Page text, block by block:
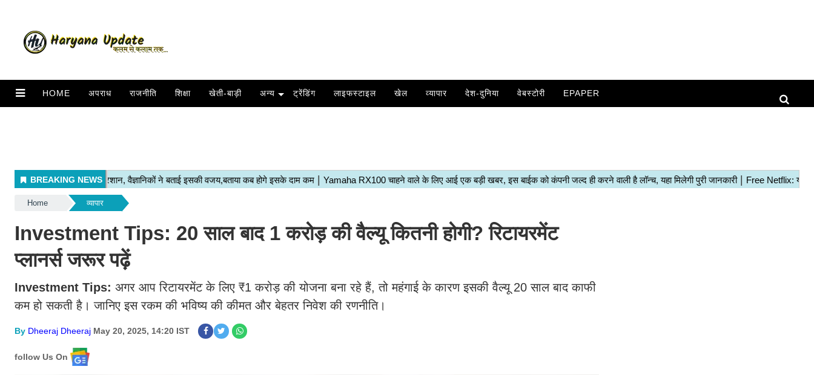
HOME अपराध राजनीति शिक्षा खेती-बाड़ी अन्य ट्रेंडिंग लाइफस्टाइल खेल व्यापार देश-दुनिया वेबस्टोरी EPAPER
Home व्यापार
Investment Tips: 20 साल बाद 1 करोड़ की वैल्यू कितनी होगी? रिटायरमेंट
प्लानर्स जरूर पढ़ें
Investment Tips: अगर आप रिटायरमेंट के लिए ₹1 करोड़ की योजना बना रहे हैं, तो महंगाई के कारण इसकी वैल्यू 20 साल बाद काफी
कम हो सकती है। जानिए इस रकम की भविष्य की कीमत और बेहतर निवेश की रणनीति।
By Dheeraj Dheeraj May 20, 2025, 14:20 IST
follow Us On